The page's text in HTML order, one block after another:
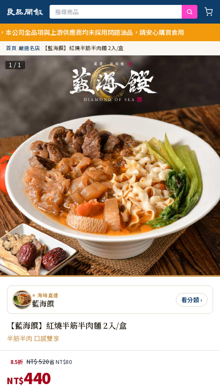
品項與上游供應商均未採用問題油品，請安心購買食用
首頁/嚴選名店/ 【藍海饌】紅燒半筋半肉麵 2入/盒
1 / 1
⭐ 海味直達
藍海饌 看分類 ›
【藍海饌】紅燒半筋半肉麵 2入/盒
半筋半肉 口感雙享
8.5折 NT$ 520省 NT$80
NT$440